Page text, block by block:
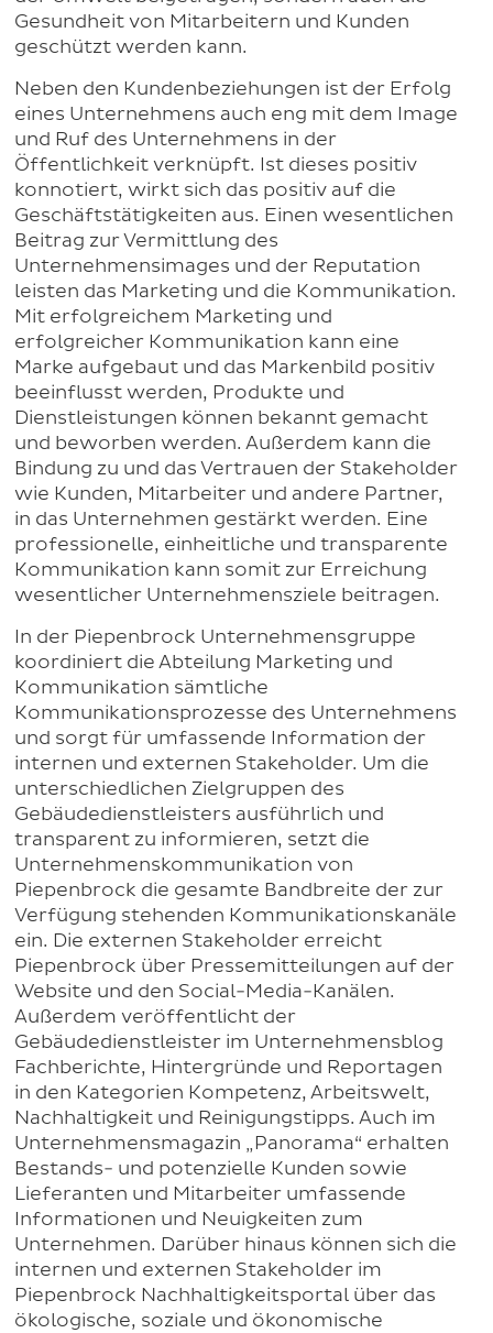
Gesundheit von Mitarbeitern und Kunden
geschützt werden kann.
Neben den Kundenbeziehungen ist der Erfolg
eines Unternehmens auch eng mit dem Image
und Ruf des Unternehmens in der
Öffentlichkeit verknüpft. Ist dieses positiv
konnotiert, wirkt sich das positiv auf die
Geschäftstätigkeiten aus. Einen wesentlichen
Beitrag zur Vermittlung des
Unternehmensimages und der Reputation
leisten das Marketing und die Kommunikation.
Mit erfolgreichem Marketing und
erfolgreicher Kommunikation kann eine
Marke aufgebaut und das Markenbild positiv
beeinflusst werden, Produkte und
Dienstleistungen können bekannt gemacht
und beworben werden. Außerdem kann die
Bindung zu und das Vertrauen der Stakeholder
wie Kunden, Mitarbeiter und andere Partner,
in das Unternehmen gestärkt werden. Eine
professionelle, einheitliche und transparente
Kommunikation kann somit zur Erreichung
wesentlicher Unternehmensziele beitragen.
In der Piepenbrock Unternehmensgruppe
koordiniert die Abteilung Marketing und
Kommunikation sämtliche
Kommunikationsprozesse des Unternehmens
und sorgt für umfassende Information der
internen und externen Stakeholder. Um die
unterschiedlichen Zielgruppen des
Gebäudedienstleisters ausführlich und
transparent zu informieren, setzt die
Unternehmenskommunikation von
Piepenbrock die gesamte Bandbreite der zur
Verfügung stehenden Kommunikationskanäle
ein. Die externen Stakeholder erreicht
Piepenbrock über Pressemitteilungen auf der
Website und den Social-Media-Kanälen.
Außerdem veröffentlicht der
Gebäudedienstleister im Unternehmensblog
Fachberichte, Hintergründe und Reportagen
in den Kategorien Kompetenz, Arbeitswelt,
Nachhaltigkeit und Reinigungstipps. Auch im
Unternehmensmagazin „Panorama“ erhalten
Bestands- und potenzielle Kunden sowie
Lieferanten und Mitarbeiter umfassende
Informationen und Neuigkeiten zum
Unternehmen. Darüber hinaus können sich die
internen und externen Stakeholder im
Piepenbrock Nachhaltigkeitsportal über das
ökologische, soziale und ökonomische